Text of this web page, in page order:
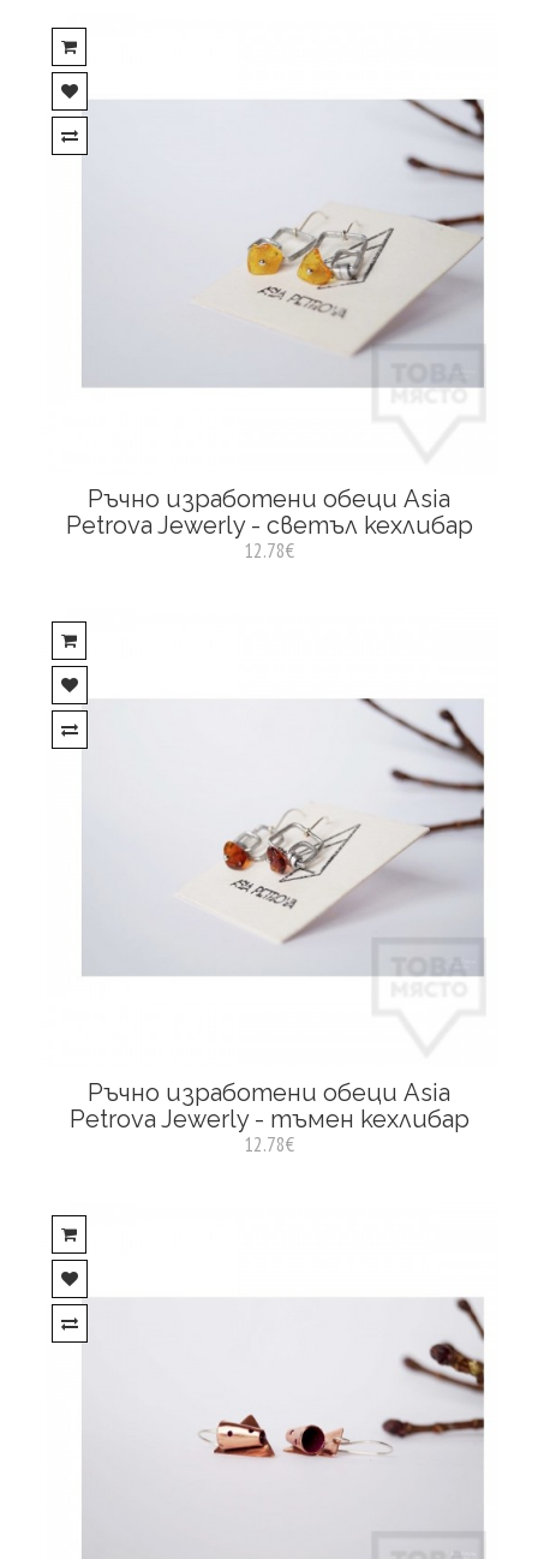
Ръчно изработени обеци Asia
Petrova Jewerly - светъл кехлибар
12.78€
Ръчно изработени обеци Asia
Petrova Jewerly - тъмен кехлибар
12.78€